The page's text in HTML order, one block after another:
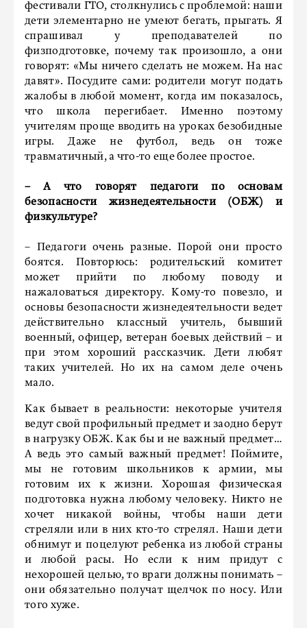
фестивали ГТО, столкнулись с проблемой: наши
дети элементарно не умеют бегать, прыгать. Я
спрашивал у преподавателей по
физподготовке, почему так произошло, а они
говорят: «Мы ничего сделать не можем. На нас
давят». Посудите сами: родители могут подать
жалобы в любой момент, когда им показалось,
что школа перегибает. Именно поэтому
учителям проще вводить на уроках безобидные
игры. Даже не футбол, ведь он тоже
травматичный, а что-то еще более простое.
– А что говорят педагоги по основам
безопасности жизнедеятельности (ОБЖ) и
физкультуре?
– Педагоги очень разные. Порой они просто
боятся. Повторюсь: родительский комитет
может прийти по любому поводу и
нажаловаться директору. Кому-то повезло, и
основы безопасности жизнедеятельности ведет
действительно классный учитель, бывший
военный, офицер, ветеран боевых действий – и
при этом хороший рассказчик. Дети любят
таких учителей. Но их на самом деле очень
мало.
Как бывает в реальности: некоторые учителя
ведут свой профильный предмет и заодно берут
в нагрузку ОБЖ. Как бы и не важный предмет…
А ведь это самый важный предмет! Поймите,
мы не готовим школьников к армии, мы
готовим их к жизни. Хорошая физическая
подготовка нужна любому человеку. Никто не
хочет никакой войны, чтобы наши дети
стреляли или в них кто-то стрелял. Наши дети
обнимут и поцелуют ребенка из любой страны
и любой расы. Но если к ним придут с
нехорошей целью, то враги должны понимать –
они обязательно получат щелчок по носу. Или
того хуже.